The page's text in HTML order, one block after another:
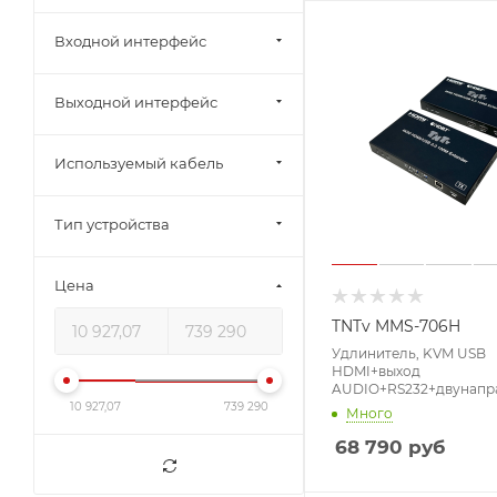
TNTv MMS-706H
Удлинитель, KVM USB
HDMI+выход
100 м., 1xUTP (HDBaseT
макс.разр.3840х2160
Cat5e/6/6a;long reach
150м Cat 5e/6/6a,
Много
68 790 руб
Входной интерфейс
Выходной интерфейс
Используемый кабель
Тип устройства
Цена
10 927,07 739 290